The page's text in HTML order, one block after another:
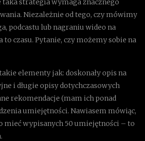
taka strategia wymaga znacznego
Niezależnie od tego, czy mówimy
podcastu lub nagraniu wideo na
to czasu. Pytanie, czy możemy sobie na
elementy jak: doskonały opis na
i długie opisy dotychczasowych
rekomendacje (mam ich ponad
umiejętności. Nawiasem mówiąc,
mieć wypisanych 50 umiejętności – to